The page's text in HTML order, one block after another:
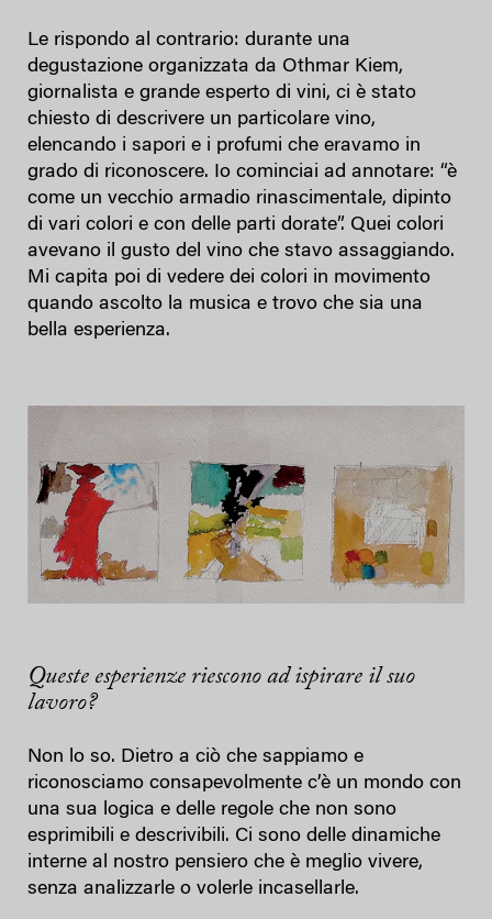
Le rispondo al contrario: durante una
degustazione organizzata da Othmar Kiem,
giornalista e grande esperto di vini, ci è stato
chiesto di descrivere un particolare vino,
elencando i sapori e i profumi che eravamo in
grado di riconoscere. Io cominciai ad annotare: “è
come un vecchio armadio rinascimentale, dipinto
di vari colori e con delle parti dorate”. Quei colori
avevano il gusto del vino che stavo assaggiando.
Mi capita poi di vedere dei colori in movimento
quando ascolto la musica e trovo che sia una
bella esperienza.
Queste esperienze riescono ad ispirare il suo
lavoro?
Non lo so. Dietro a ciò che sappiamo e
riconosciamo consapevolmente c’è un mondo con
una sua logica e delle regole che non sono
esprimibili e descrivibili. Ci sono delle dinamiche
interne al nostro pensiero che è meglio vivere,
senza analizzarle o volerle incasellarle.